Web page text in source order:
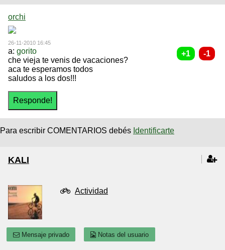
orchi
26-11-2010 16:45
a: gorito
che vieja te venis de vacaciones?
aca te esperamos todos
saludos a los dos!!!
Para escribir COMENTARIOS debés Identificarte
KALI
Actividad
Mensaje privado Notas del usuario